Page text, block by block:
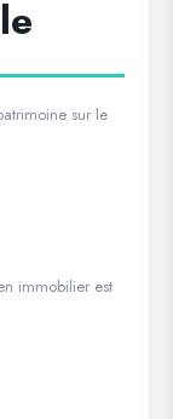
sur le
immobilier est